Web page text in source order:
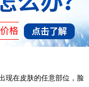
现在皮肤的任意部位，脸